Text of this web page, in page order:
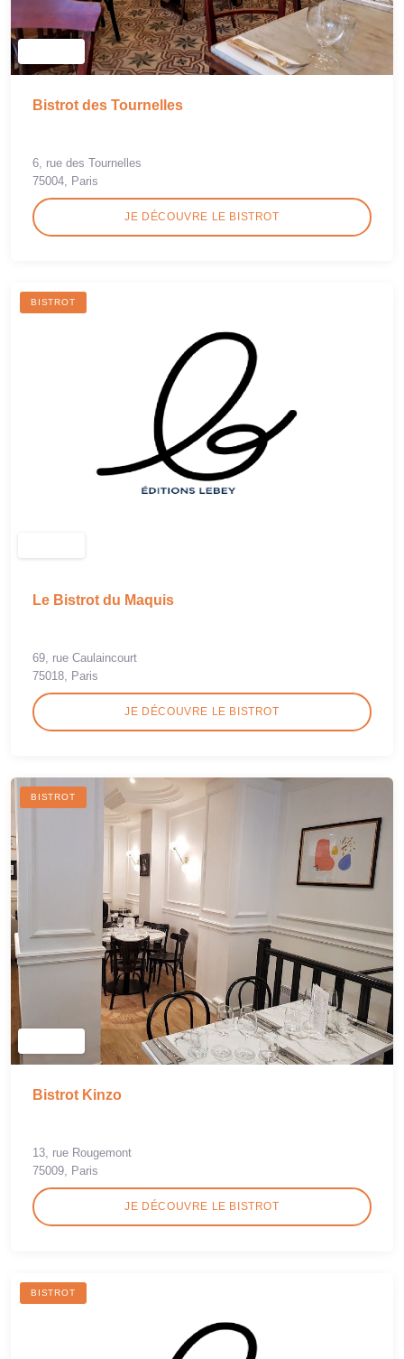
Bistrot des Tournelles
6, rue des Tournelles
75004, Paris
JE DÉCOUVRE LE BISTROT
BISTROT
Le Bistrot du Maquis
69, rue Caulaincourt
75018, Paris
JE DÉCOUVRE LE BISTROT
BISTROT
Bistrot Kinzo
13, rue Rougemont
75009, Paris
JE DÉCOUVRE LE BISTROT
BISTROT